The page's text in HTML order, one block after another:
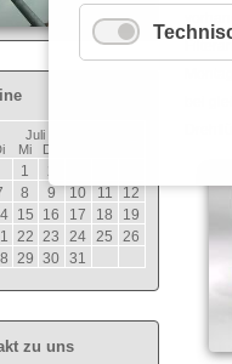
bei
Juli 2026
enstag
Mittwoch
Do
1 2
8 9 10 11
12
15 16 17 18
19
22 23 24 25
26
29 30 31
zu uns